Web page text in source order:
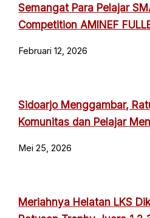
Semangat Para Pelajar
Competition AMINEF
Februari 12, 2026
Sidoarjo Menggambar,
Komunitas dan Pelajar
Mei 25, 2026
Meriahnya Helatan LKS